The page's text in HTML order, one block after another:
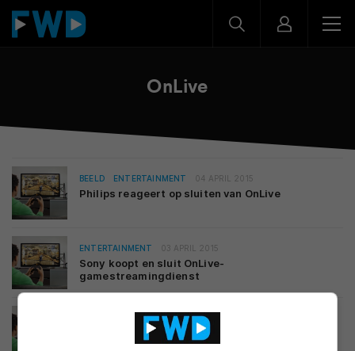
OnLive
BEELD ENTERTAINMENT 04 APRIL 2015
Philips reageert op sluiten van OnLive
ENTERTAINMENT 03 APRIL 2015
Sony koopt en sluit OnLive-
gamestreamingdienst
ENTERTAINMENT 24 NOVEMBER 2014
‘Cloud gaming bereikt omslagpunt in 2015’